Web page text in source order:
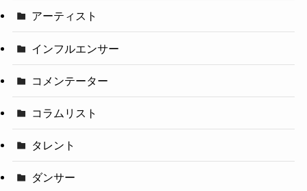
アーティスト
インフルエンサー
コメンテーター
コラムリスト
タレント
ダンサー